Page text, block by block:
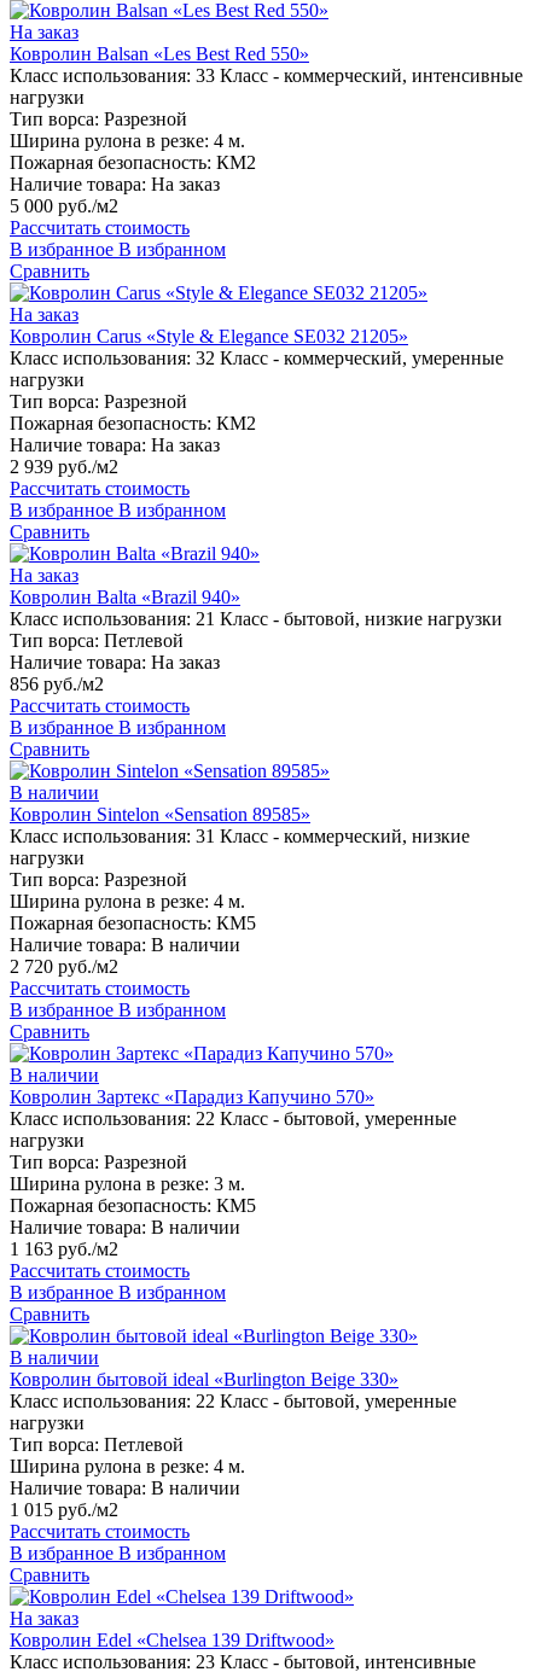
На заказ
Ковролин Balsan «Les Best Red 550»
Класс использования: 33 Класс - коммерческий, интенсивные
нагрузки
Тип ворса: Разрезной
Ширина рулона в резке: 4 м.
Пожарная безопасность: КМ2
Наличие товара: На заказ
5 000 руб./м2
Рассчитать стоимость
В избранное В избранном
Сравнить
На заказ
Ковролин Carus «Style & Elegance SE032 21205»
Класс использования: 32 Класс - коммерческий, умеренные
нагрузки
Тип ворса: Разрезной
Пожарная безопасность: КМ2
Наличие товара: На заказ
2 939 руб./м2
Рассчитать стоимость
В избранное В избранном
Сравнить
На заказ
Ковролин Balta «Brazil 940»
Класс использования: 21 Класс - бытовой, низкие нагрузки
Тип ворса: Петлевой
Наличие товара: На заказ
856 руб./м2
Рассчитать стоимость
В избранное В избранном
Сравнить
В наличии
Ковролин Sintelon «Sensation 89585»
Класс использования: 31 Класс - коммерческий, низкие
нагрузки
Тип ворса: Разрезной
Ширина рулона в резке: 4 м.
Пожарная безопасность: КМ5
Наличие товара: В наличии
2 720 руб./м2
Рассчитать стоимость
В избранное В избранном
Сравнить
В наличии
Ковролин Зартекс «Парадиз Капучино 570»
Класс использования: 22 Класс - бытовой, умеренные
нагрузки
Тип ворса: Разрезной
Ширина рулона в резке: 3 м.
Пожарная безопасность: КМ5
Наличие товара: В наличии
1 163 руб./м2
Рассчитать стоимость
В избранное В избранном
Сравнить
В наличии
Ковролин бытовой ideal «Burlington Beige 330»
Класс использования: 22 Класс - бытовой, умеренные
нагрузки
Тип ворса: Петлевой
Ширина рулона в резке: 4 м.
Наличие товара: В наличии
1 015 руб./м2
Рассчитать стоимость
В избранное В избранном
Сравнить
На заказ
Ковролин Edel «Chelsea 139 Driftwood»
Класс использования: 23 Класс - бытовой, интенсивные